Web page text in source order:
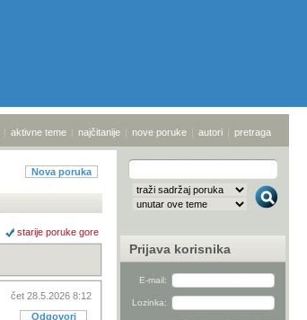
| aktivne teme | najčitanije | nove poruke | autori | pretraga
Nova poruka
starije poruke gore
čet 28.5.2026 8:12
Odgovori
Prijava korisnika
E-mail:
Lozinka: